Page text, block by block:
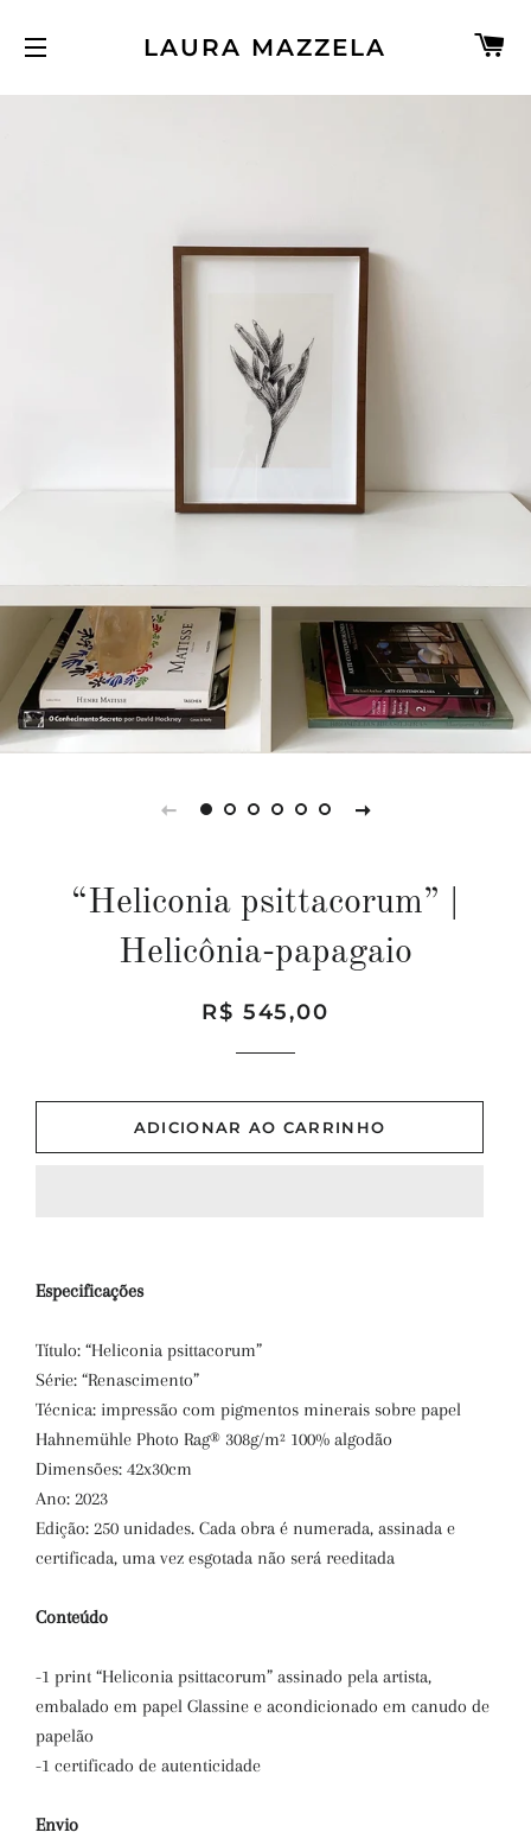
LAURA MAZZELA
“Heliconia psittacorum” |
Helicônia-papagaio
Preço
Preço
R$ 545,00
ADICIONAR AO CARRINHO
Especificações
Título: “Heliconia psittacorum”
Série: “Renascimento”
Técnica: impressão com pigmentos minerais sobre papel
Hahnemühle Photo Rag® 308g/m² 100% algodão
Dimensões: 42x30cm
Ano: 2023
Edição: 250 unidades. Cada obra é numerada, assinada e
certificada, uma vez esgotada não será reeditada
Conteúdo
-1 print “Heliconia psittacorum” assinado pela artista,
embalado em papel Glassine e acondicionado em canudo de
papelão
-1 certificado de autenticidade
Envio